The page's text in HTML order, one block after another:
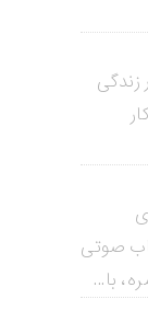
زندگی
صوتی
با...